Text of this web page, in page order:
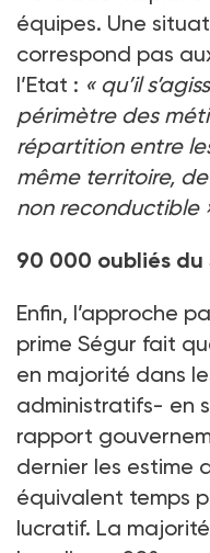
équipes. Une
correspond pas
l’Etat : « qu’il
périmètre des
répartition entre
même territoire,
non reconductible
90 000 oubliés du
Enfin, l’approche
prime Ségur fait
en majorité dans
administratifs- en
rapport
dernier les estime
équivalent temps
lucratif. La